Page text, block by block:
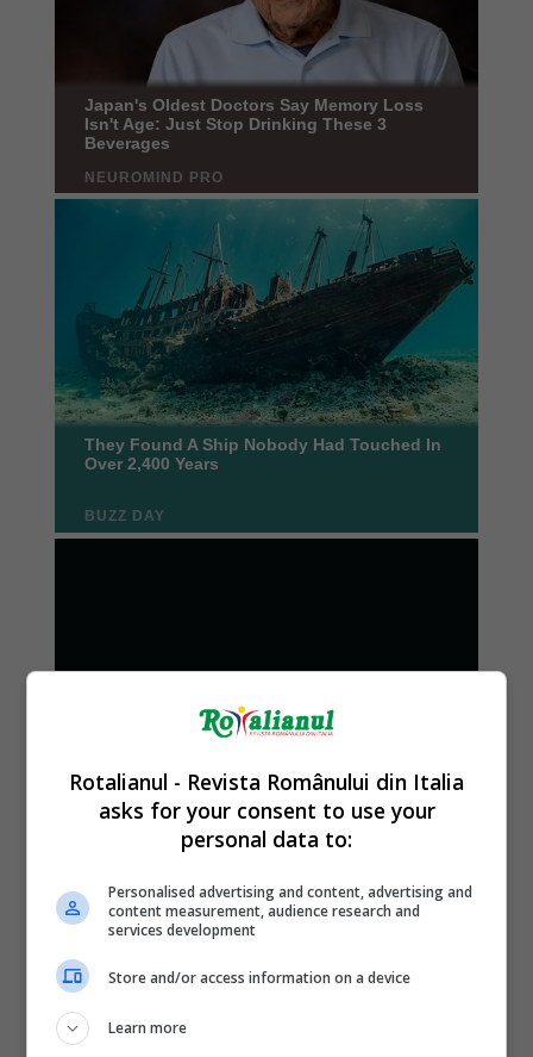
Rotalianul - Revista Românului din Italia
asks for your consent to use your
personal data to:
Personalised advertising and content, advertising and
content measurement, audience research and
services development
Store and/or access information on a device
Learn more